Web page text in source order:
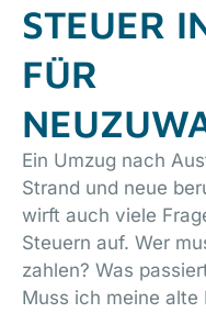
STEUER
FÜR
Ein Umzug nach
Strand und neue
wirft auch viele
Steuern auf. Wer
zahlen? Was
Muss ich meine alte